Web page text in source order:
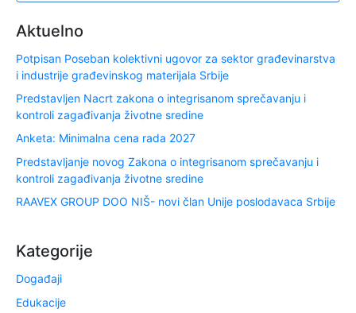
Aktuelno
Potpisan Poseban kolektivni ugovor za sektor građevinarstva
i industrije građevinskog materijala Srbije
Predstavljen Nacrt zakona o integrisanom sprečavanju i
kontroli zagađivanja životne sredine
Anketa: Minimalna cena rada 2027
Predstavljanje novog Zakona o integrisanom sprečavanju i
kontroli zagađivanja životne sredine
RAAVEX GROUP DOO NIŠ- novi član Unije poslodavaca Srbije
Kategorije
Događaji
Edukacije